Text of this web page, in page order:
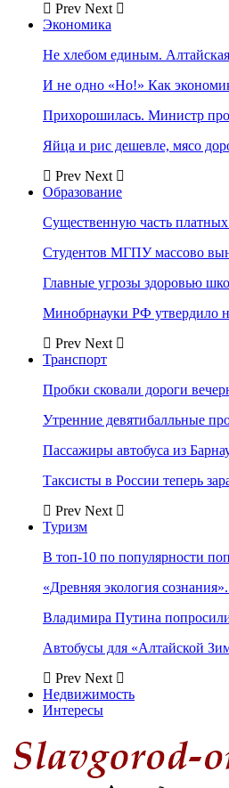
Prev Next
Экономика
Не хлебом единым.
И не одно «Но!» Как
Прихорошилась. Министр
Яйца и рис дешевле, мясо
Prev Next
Образование
Существенную часть платных
Студентов МГПУ массово
Главные угрозы здоровью
Минобрнауки РФ утвердило
Prev Next
Транспорт
Пробки сковали дороги
Утренние девятибалльные
Пассажиры автобуса из
Таксисты в России теперь
Prev Next
Туризм
В топ-10 по популярности
«Древняя экология
Владимира Путина
Автобусы для «Алтайской
Prev Next
Недвижимость
Интересы